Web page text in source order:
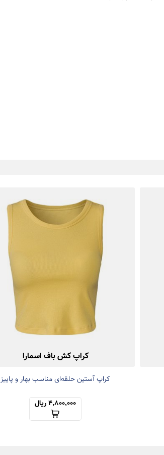
کراپ کش باف اسمارا
کراپ آستین حلقه‌ای مناسب بهار و پاییز
4,800,000 ریال